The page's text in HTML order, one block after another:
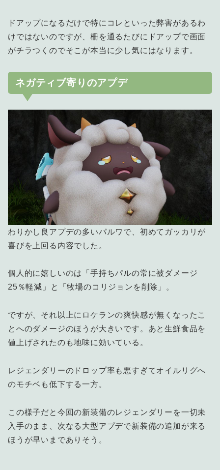
ドアップになるだけで特にコレといった弊害があるわ
けではないのですが、柵を通るたびにドアップで画面
がチラつくのでそこが本当に少し気にはなります。
ネガティブ寄りのアプデ
わりかし良アプデの多いパルワで、初めてガッカリが
喜びを上回る内容でした。
個人的に嬉しいのは「手持ちパルの常に被ダメージ
25％軽減」と「牧場のコリジョンを削除」。
ですが、それ以上にロケランの爽快感が無くなったこ
とへのダメージのほうが大きいです。あと生鮮食品を
値上げされたのも地味に効いている。
レジェンダリーのドロップ率も悪すぎてオイルリグへ
のモチベも低下する一方。
この様子だと今回の新装備のレジェンダリーを一切未
入手のまま、次なる大型アプデで新装備の追加が来る
ほうが早いまでありそう。